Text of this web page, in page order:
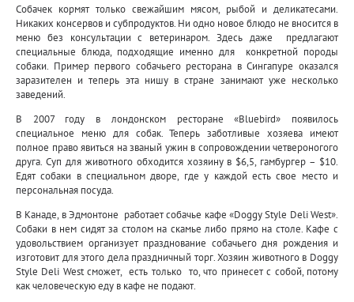
Собачек кормят только свежайшим мясом, рыбой и деликатесами.
Никаких консервов и субпродуктов. Ни одно новое блюдо не вносится в
меню без консультации с ветеринаром. Здесь даже предлагают
специальные блюда, подходящие именно для конкретной породы
собаки. Пример первого собачьего ресторана в Сингапуре оказался
заразителен и теперь эта нишу в стране занимают уже несколько
заведений.
В 2007 году в лондонском ресторане «Bluebird» появилось
специальное меню для собак. Теперь заботливые хозяева имеют
полное право явиться на званый ужин в сопровождении четвероногого
друга. Суп для животного обходится хозяину в $6,5, гамбургер – $10.
Едят собаки в специальном дворе, где у каждой есть свое место и
персональная посуда.
В Канаде, в Эдмонтоне работает собачье кафе «Doggy Style Deli West».
Собаки в нем сидят за столом на скамье либо прямо на столе. Кафе с
удовольствием организует празднование собачьего дня рождения и
изготовит для этого дела праздничный торг. Хозяин животного в Doggy
Style Deli West сможет, есть только то, что принесет с собой, потому
как человеческую еду в кафе не подают.